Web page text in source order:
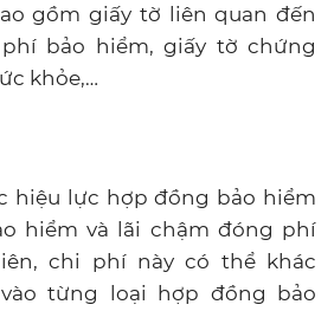
gồm giấy tờ liên quan đến
bảo hiểm, giấy tờ chứng
khỏe,…
hiệu lực hợp đồng bảo hiểm
hiểm và lãi chậm đóng phí
chi phí này có thể khác
từng loại hợp đồng bảo